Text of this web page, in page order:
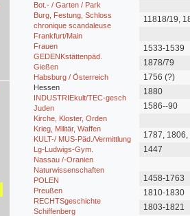
Bot.- / Garten / Park
Burg, Festung, Schloss
chronique scandaleuse
Frankfurt/Main
Frauen
GEDENKstättenpäd.
Gießen
Habsburg / Österreich
Hessen
INDUSTRIEkult/TEC-gesch
Juden
Kirche, Kloster, Orden
Krieg, Militär, Waffen
KULT-/ MUS-Päd./Vermittlung
Lg-Ludwigs-Gym.
Nassau /-Oranien
Naturwissenschaften
POLEN
Preußen
RECHTSgeschichte
Schiffenberg
11818/19,
1533-1539
1878/79
1756 (?)
1880
1586--90
1787,
1447
1458-1763
1810-1830
1803-1821